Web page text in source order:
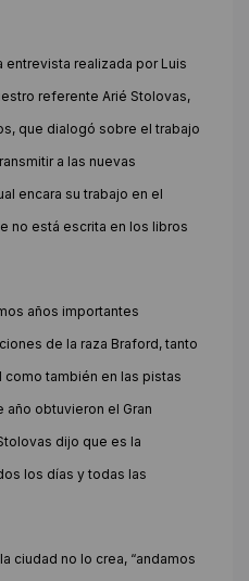
entrevista realizada por Luis
referente Arié Stolovas,
que dialogó sobre el trabajo
a las nuevas
encara su trabajo en el
no está escrita en los libros
años importantes
de la raza Braford, tanto
también en las pistas
año obtuvieron el Gran
dijo que es la
los días y todas las
ciudad no lo crea, “andamos